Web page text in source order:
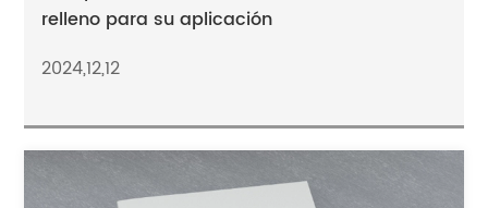
relleno para su aplicación
2024,12,12